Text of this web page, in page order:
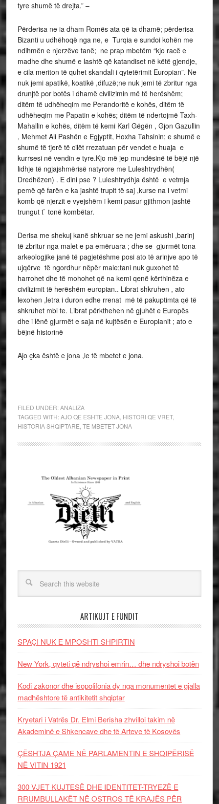
tyre shumë të drejta.” –
Përderisa ne ia dham Romës ata që ia dhamë; përderisa
Bizanti u udhëhoqë nga ne, e Turqia e sundoi kohën me
ndihmën e njerzëve tanë; ne prap mbetëm “kjo racë e
madhe dhe shumë e lashtë që katandiset në këtë gjendje,
e cila meriton të quhet skandali i qytetërimit Europian”. Ne
nuk jemi apatikë, koatikë ,difuzë;ne nuk jemi të zbritur nga
drunjtë por botës i dhamë civilizimin më të herëshëm;
ditëm të udhëheqim me Perandoritë e kohës, ditëm të
udhëheqim me Papatin e kohës; ditëm të ndertojmë Taxh-
Mahallin e kohës, ditëm të kemi Karl Gëgën , Gjon Gazullin
, Mehmet Ali Pashën e Egjyptit, Hoxha Tahsinin; e shumë e
shumë të tjerë të cilët rrezatuan për vendet e huaja e
kurrsesi në vendin e tyre.Kjo më jep mundësinë të bëjë një
lidhje të ngjajshmërisë natyrore me Luleshtrydhën(
Dredhëzen) . E dini pse ? Luleshtrydhja është e vetmja
pemë që farën e ka jashtë trupit të saj ,kurse na i vetmi
komb që njerzit e vyejshëm i kemi pasur gjithmon jashtë
trungut t` tonë kombëtar.
Derisa me shekuj kanë shkruar se ne jemi askushi ,barinj
të zbritur nga malet e pa emëruara ; dhe se gjurmët tona
arkeologjike janë të pagjetëshme posi ato të arinjve apo të
ujqërve të ngordhur nëpër male;tani nuk guxohet të
harrohet dhe të mohohet që na kemi qenë kërthinëza e
civilizimit të herëshëm europian.. Librat shkruhen , ato
lexohen ,letra i duron edhe rrenat më të pakuptimta që të
shkruhet mbi te. Librat përkthehen në gjuhët e Europës
dhe i lënë gjurmët e saja në kujtësën e Europianit ; ato e
bëjnë historinë
Ajo çka është e jona ,le të mbetet e jona.
FILED UNDER:ANALIZA
TAGGED WITH:AJO QE ESHTE JONA, HISTORI QE VRET,
HISTORIA SHQIPTARE TE MBETET JONA
ARTIKUJT E FUNDIT
SPAÇI NUK E MPOSHTI SHPIRTIN
New York, qyteti që ndryshoi emrin… dhe ndryshoi botën
Kodi zakonor dhe isopolifonia dy nga monumentet e gjalla
madhështore të antikitetit shqiptar
Kryetari i Vatrës Dr. Elmi Berisha zhvilloi takim në
Akademinë e Shkencave dhe të Arteve të Kosovës
ÇËSHTJA ÇAME NË PARLAMENTIN E SHQIPËRISË
NË VITIN 1921
300 VJET KUJTESË DHE IDENTITET-TRYEZË E
RRUMBULLAKËT NË OSTROS TË KRAJËS PËR